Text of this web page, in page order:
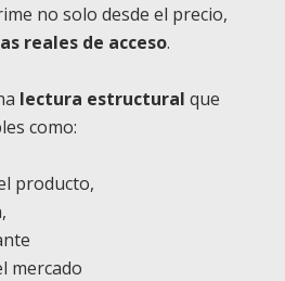
no solo desde el precio,
reales de acceso.
lectura estructural que
como:
producto,
mercado